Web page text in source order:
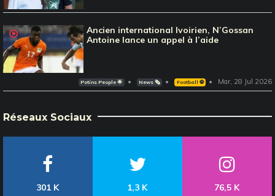
Ancien international Ivoirien, N’Gossan
Antoine lance un appel à l’aide
Potins People 🌟 News 🗞️ Football ⚽️ Mar, 28 Jul 2026
Réseaux Sociaux
301 K
1,3 K
76,5 K